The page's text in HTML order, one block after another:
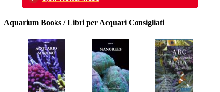
Aquarium Books / Libri per Acquari Consigliati